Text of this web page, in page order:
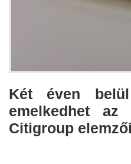
Két éven
emelkedhet
Citigroup